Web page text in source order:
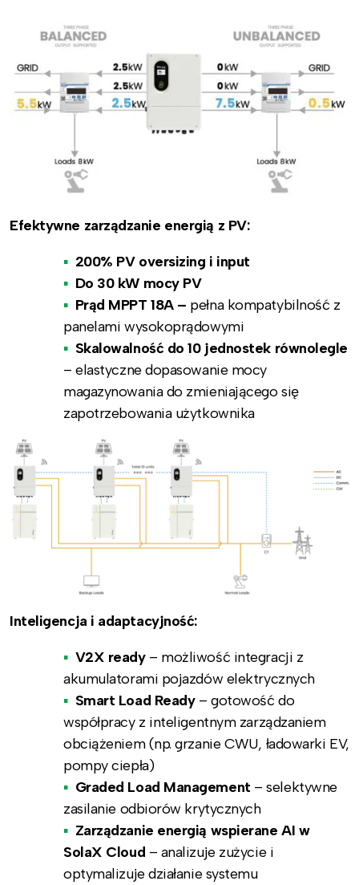
Efektywne zarządzanie energią z PV:
200% PV oversizing i input
Do 30 kW mocy PV
Prąd MPPT 18A – pełna kompatybilność z
panelami wysokoprądowymi
Skalowalność do 10 jednostek równolegle
– elastyczne dopasowanie mocy
magazynowania do zmieniającego się
zapotrzebowania użytkownika
Inteligencja i adaptacyjność:
V2X ready– możliwość integracji z
akumulatorami pojazdów elektrycznych
Smart Load Ready– gotowość do
współpracy z inteligentnym zarządzaniem
obciążeniem (np. grzanie CWU, ładowarki EV,
pompy ciepła)
Graded Load Management – selektywne
zasilanie odbiorów krytycznych
Zarządzanie energią wspierane AI w
SolaX Cloud – analizuje zużycie i
optymalizuje działanie systemu